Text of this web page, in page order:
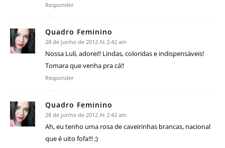
Responder
Quadro Feminino
28 de junho de 2012 At 2:42 am
Nossa Luli, adorei!! Lindas, coloridas e indispensáveis!
Tomara que venha pra cá!!
Responder
Quadro Feminino
28 de junho de 2012 At 2:42 am
Ah, eu tenho uma rosa de caveirinhas brancas, nacional
que é uito fofa!!! ;)